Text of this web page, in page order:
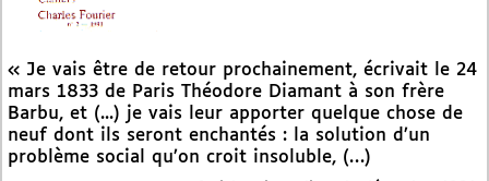
« Je vais être de retour prochainement, écrivait le 24
mars 1833 de Paris Théodore Diamant à son frère
Barbu, et (...) je vais leur apporter quelque chose de
neuf dont ils seront enchantés : la solution d’un
problème social qu’on croit insoluble, (…)